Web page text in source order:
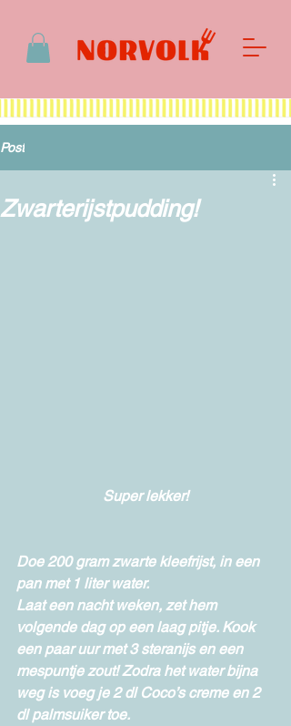
Post
Zwarterijstpudding!
Super lekker!
Doe 200 gram zwarte kleefrijst, in een
pan met 1 liter water.
Laat een nacht weken, zet hem
volgende dag op een laag pitje. Kook
een paar uur met 3 steranijs en een
mespuntje zout! Zodra het water bijna
weg is voeg je 2 dl Coco’s creme en 2
dl palmsuiker toe.